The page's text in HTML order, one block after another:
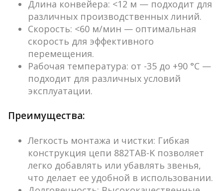
Длина конвейера: <12 м — подходит для
различных производственных линий.
Скорость: <60 м/мин — оптимальная
скорость для эффективного
перемещения.
Рабочая температура: от -35 до +90 °C —
подходит для различных условий
эксплуатации.
Преимущества:
Легкость монтажа и чистки: Гибкая
конструкция цепи 882TAB-K позволяет
легко добавлять или убавлять звенья,
что делает ее удобной в использовании.